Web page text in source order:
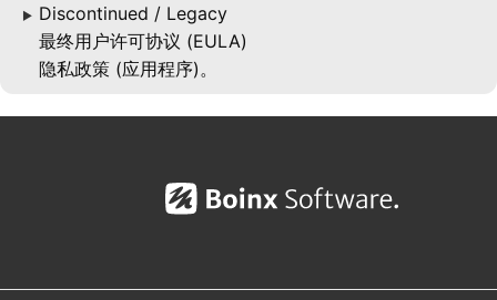
▶ Discontinued / Legacy
最终用户许可协议 (EULA)
隐私政策 (应用程序)。